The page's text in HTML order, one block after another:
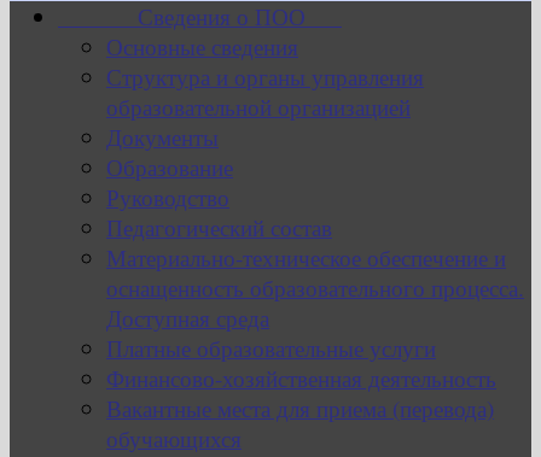
Сведения о ПОО
Основные сведения
Структура и органы управления
образовательной организацией
Документы
Образование
Руководство
Педагогический состав
Материально-техническое обеспечение и
оснащенность образовательного процесса.
Доступная среда
Платные образовательные услуги
Финансово-хозяйственная деятельность
Вакантные места для приема (перевода)
обучающихся